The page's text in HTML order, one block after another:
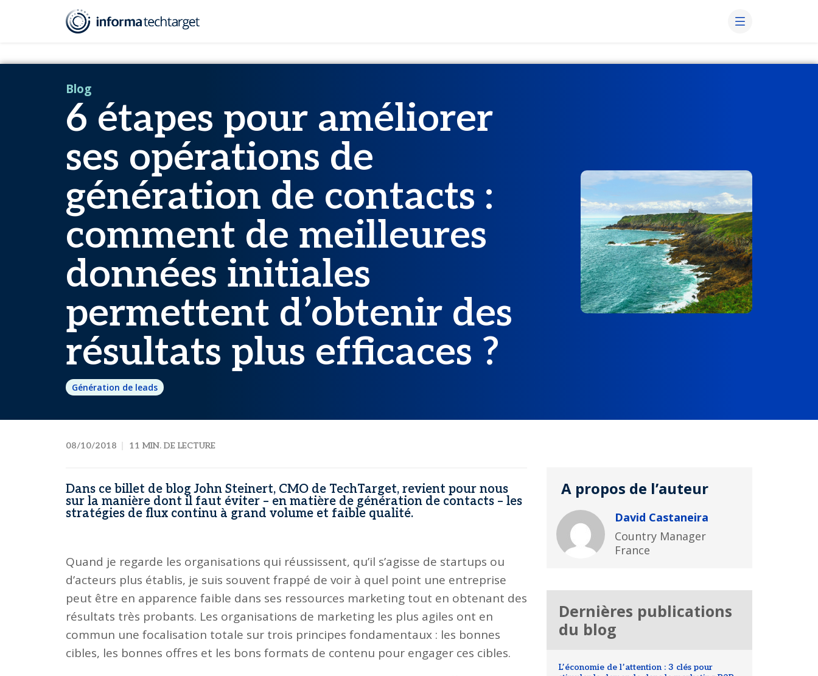
Blog 6 étapes pour améliorer ses opérations de génération de contacts : comment de meilleures données initiales permettent d’obtenir des résultats plus efficaces ?
Blog
6 étapes pour améliorer
ses opérations de
génération de contacts :
comment de meilleures
données initiales
permettent d’obtenir des
résultats plus efficaces ?
Génération de leads
08/10/2018 11 MIN. DE LECTURE
Dans ce billet de blog John Steinert, CMO de TechTarget, revient pour nous
sur la manière dont il faut éviter – en matière de génération de contacts – les
stratégies de flux continu à grand volume et faible qualité.
Quand je regarde les organisations qui réussissent, qu’il s’agisse de startups ou
d’acteurs plus établis, je suis souvent frappé de voir à quel point une entreprise
peut être en apparence faible dans ses ressources marketing tout en obtenant des
résultats très probants. Les organisations de marketing les plus agiles ont en
commun une focalisation totale sur trois principes fondamentaux : les bonnes
cibles, les bonnes offres et les bons formats de contenu pour engager ces cibles.
A propos de l’auteur
David Castaneira
Country Manager
France
Dernières publications
du blog
L’économie de l’attention : 3 clés pour